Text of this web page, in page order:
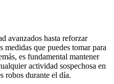
avanzados hasta reforzar
medidas que puedes tomar para
es fundamental mantener
actividad sospechosa en
robos durante el día.